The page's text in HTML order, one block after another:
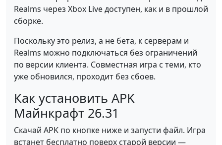
Realms через Xbox Live доступен, как и в прошлой
сборке.
Поскольку это релиз, а не бета, к серверам и
Realms можно подключаться без ограничений
по версии клиента. Совместная игра с теми, кто
уже обновился, проходит без сбоев.
Как установить APK
Майнкрафт 26.31
Скачай APK по кнопке ниже и запусти файл. Игра
встанет бесплатно поверх старой версии —